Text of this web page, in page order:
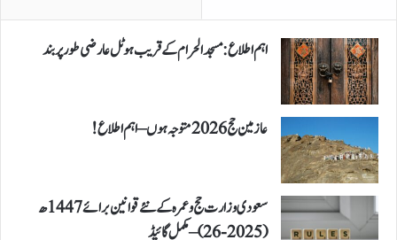
اہم اطلاع: مسجد الحرام کے قریب ہوٹل عارضی طور پر بند
عازمین حج 2026 متوجہ ہوں – اہم اطلاع!
سعودی وزارت حج و عمرہ کے نئے قوانین برائے 1447ھ
(2025-26) – مکمل گائیڈ